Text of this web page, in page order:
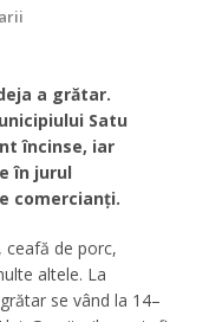
a grătar.
Satu
încinse, iar
în jurul
comercianți.
ceafă de porc,
altele. La
se vând la 14–